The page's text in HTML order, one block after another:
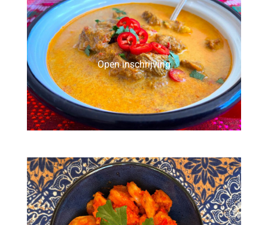
Open inschrijving